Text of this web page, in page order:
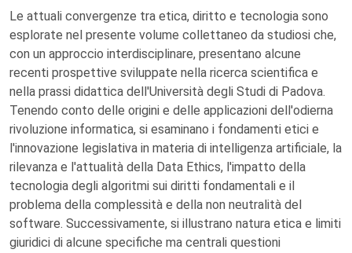
Le attuali convergenze tra etica, diritto e tecnologia sono
esplorate nel presente volume collettaneo da studiosi che,
con un approccio interdisciplinare, presentano alcune
recenti prospettive sviluppate nella ricerca scientifica e
nella prassi didattica dell'Università degli Studi di Padova.
Tenendo conto delle origini e delle applicazioni dell'odierna
rivoluzione informatica, si esaminano i fondamenti etici e
l'innovazione legislativa in materia di intelligenza artificiale, la
rilevanza e l'attualità della Data Ethics, l'impatto della
tecnologia degli algoritmi sui diritti fondamentali e il
problema della complessità e della non neutralità del
software. Successivamente, si illustrano natura etica e limiti
giuridici di alcune specifiche ma centrali questioni